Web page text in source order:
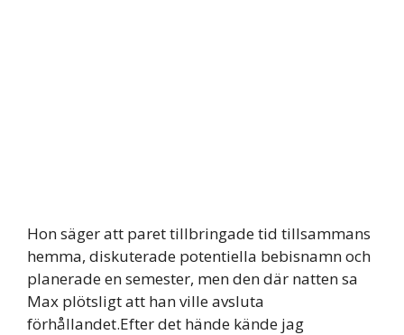
Hon säger att paret tillbringade tid tillsammans
hemma, diskuterade potentiella bebisnamn och
planerade en semester, men den där natten sa
Max plötsligt att han ville avsluta
förhållandet.Efter det hände kände jag